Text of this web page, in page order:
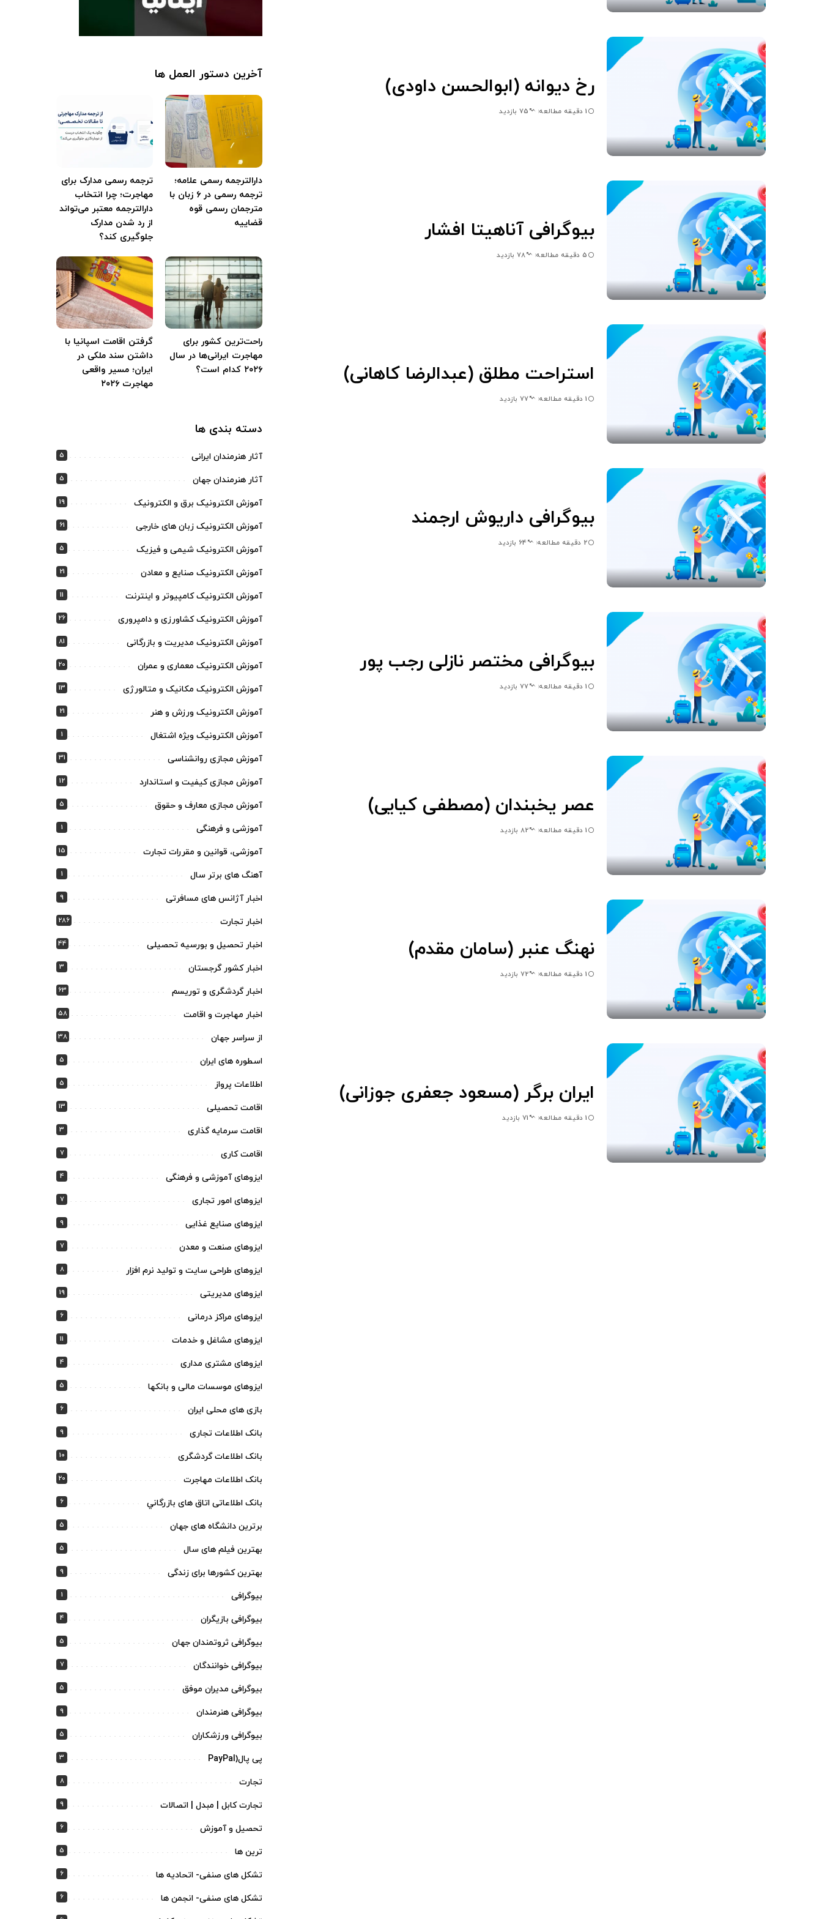
رخ دیوانه (ابوالحسن داودی)
1 دقیقه مطالعه 75 بازدید
بیوگرافی آناهیتا افشار
5 دقیقه مطالعه 78 بازدید
استراحت مطلق (عبدالرضا کاهانی)
1 دقیقه مطالعه 77 بازدید
بیوگرافی داریوش ارجمند
2 دقیقه مطالعه 64 بازدید
بیوگرافی مختصر نازلی رجب پور
1 دقیقه مطالعه 77 بازدید
عصر یخبندان (مصطفی کیایی)
1 دقیقه مطالعه 82 بازدید
نهنگ عنبر (سامان مقدم)
1 دقیقه مطالعه 72 بازدید
ایران برگر (مسعود جعفری جوزانی)
1 دقیقه مطالعه 71 بازدید
آخرین دستور العمل ها
دارالترجمه رسمی علامه؛
ترجمه رسمی در ۶ زبان با
مترجمان رسمی قوه
قضاییه
ترجمه رسمی مدارک برای
مهاجرت؛ چرا انتخاب
دارالترجمه معتبر می‌تواند
از رد شدن مدارک
جلوگیری کند؟
راحت‌ترین کشور برای
مهاجرت ایرانی‌ها در سال
۲۰۲۶ کدام است؟
گرفتن اقامت اسپانیا با
داشتن سند ملکی در
ایران؛ مسیر واقعی
مهاجرت ۲۰۲۶
دسته بندی ها
آثار هنرمندان ایرانی 5
آثار هنرمندان جهان 5
آموزش الکترونیک برق و الکترونیک 19
آموزش الکترونیک زبان های خارجی 61
آموزش الکترونیک شیمی و فیزیک 5
آموزش الکترونیک صنایع و معادن 21
آموزش الکترونیک کامپیوتر و اینترنت 11
آموزش الکترونیک کشاورزی و دامپروری 26
آموزش الکترونیک مدیریت و بازرگانی 81
آموزش الکترونیک معماری و عمران 20
آموزش الکترونیک مکانیک و متالورژی 13
آموزش الکترونیک ورزش و هنر 21
آموزش الکترونیک ویژه اشتغال 1
آموزش مجازی روانشناسی 31
آموزش مجازی کیفیت و استاندارد 12
آموزش مجازی معارف و حقوق 5
آموزشی و فرهنگی 1
آموزشی، قوانین و مقررات تجارت 15
آهنگ های برتر سال 1
اخبار آژانس های مسافرتی 9
اخبار تجارت 286
اخبار تحصیل و بورسیه تحصیلی 44
اخبار کشور گرجستان 3
اخبار گردشگری و توریسم 63
اخبار مهاجرت و اقامت 58
از سراسر جهان 38
اسطوره های ایران 5
اطلاعات پرواز 5
اقامت تحصیلی 13
اقامت سرمایه گذاری 3
اقامت کاری 7
ایزوهای آموزشی و فرهنگی 4
ایزوهای امور تجاری 7
ایزوهای صنایع غذایی 9
ایزوهای صنعت و معدن 7
ایزوهای طراحی سایت و تولید نرم افزار 8
ایزوهای مدیریتی 19
ایزوهای مراکز درمانی 6
ایزوهای مشاغل و خدمات 11
ایزوهای مشتری مداری 4
ایزوهای موسسات مالی و بانکها 5
بازی های محلی ایران 6
بانک اطلاعات تجاری 9
بانک اطلاعات گردشگری 10
بانک اطلاعات مهاجرت 20
بانک اطلاعاتی اتاق های بازرگاني 6
برترین دانشگاه های جهان 5
بهترین فیلم های سال 5
بهترین کشورها برای زندگی 9
بیوگرافی 1
بیوگرافی بازیگران 4
بیوگرافی ثروتمندان جهان 5
بیوگرافی خوانندگان 7
بیوگرافی مدیران موفق 5
بیوگرافی هنرمندان 9
بیوگرافی ورزشکاران 5
پی پال(PayPal 3
تجارت 8
تجارت کابل | مبدل | اتصالات 9
تحصیل و آموزش 6
ترین ها 5
تشکل های صنفی- اتحادیه ها 6
تشکل های صنفی- انجمن ها 6